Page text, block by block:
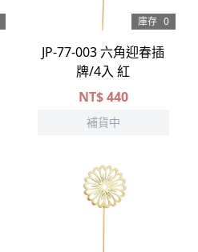
庫存 0
JP-77-003 六角迎春插
牌/4入 紅
NT$440
補貨中